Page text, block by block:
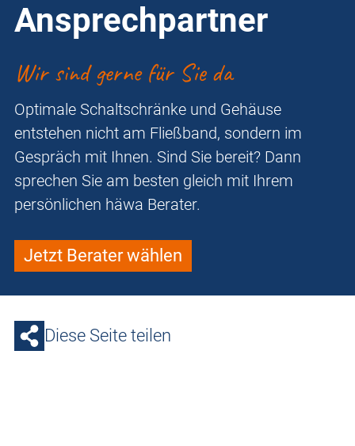
Ansprechpartner
Wir sind gerne für Sie da
Optimale Schaltschränke und Gehäuse
entstehen nicht am Fließband, sondern im
Gespräch mit Ihnen. Sind Sie bereit? Dann
sprechen Sie am besten gleich mit Ihrem
persönlichen häwa Berater.
Jetzt Berater wählen
Diese Seite teilen